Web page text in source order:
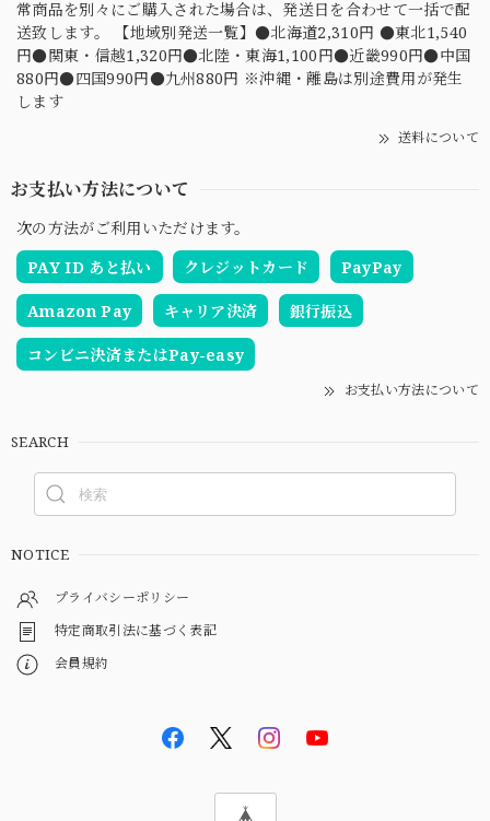
常商品を別々にご購入された場合は、発送日を合わせて一括で配
送致します。 【地域別発送一覧】●北海道2,310円 ●東北1,540
円●関東・信越1,320円●北陸・東海1,100円●近畿990円●中国
880円●四国990円●九州880円 ※沖縄・離島は別途費用が発生
します
送料について
お支払い方法について
次の方法がご利用いただけます。
PAY ID あと払い
クレジットカード PayPay
Amazon Pay キャリア決済 銀行振込
コンビニ決済またはPay-easy
お支払い方法について
SEARCH
NOTICE
プライバシーポリシー
特定商取引法に基づく表記
会員規約